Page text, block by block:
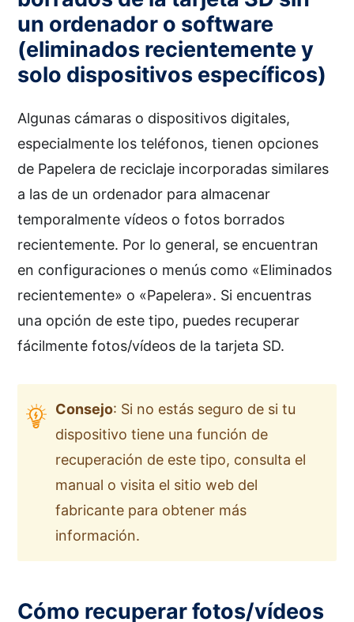
un ordenador o software
(eliminados recientemente y
solo dispositivos específicos)
Algunas cámaras o dispositivos digitales,
especialmente los teléfonos, tienen opciones
de Papelera de reciclaje incorporadas similares
a las de un ordenador para almacenar
temporalmente vídeos o fotos borrados
recientemente. Por lo general, se encuentran
en configuraciones o menús como «Eliminados
recientemente» o «Papelera». Si encuentras
una opción de este tipo, puedes recuperar
fácilmente fotos/vídeos de la tarjeta SD.
Consejo: Si no estás seguro de si tu
dispositivo tiene una función de
recuperación de este tipo, consulta el
manual o visita el sitio web del
fabricante para obtener más
información.
Cómo recuperar fotos/vídeos